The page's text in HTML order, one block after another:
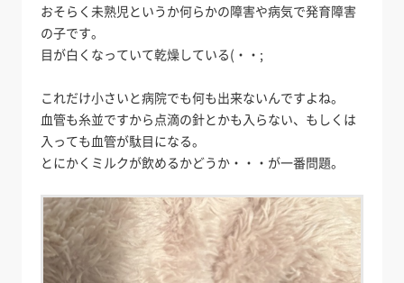
おそらく未熟児というか何らかの障害や病気で発育障害
の子です。
目が白くなっていて乾燥している(・・;
これだけ小さいと病院でも何も出来ないんですよね。
血管も糸並ですから点滴の針とかも入らない、もしくは
入っても血管が駄目になる。
とにかくミルクが飲めるかどうか・・・が一番問題。